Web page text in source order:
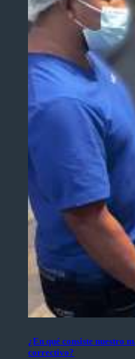
¿En qué consiste nuestro
correctivo?